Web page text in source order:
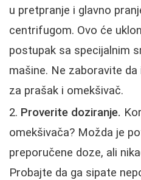
u pretpranje i glavno
centrifugom. Ovo će
postupak sa specijalnim
mašine. Ne zaboravite
za prašak i omekšivač.
Proverite doziranje.
omekšivača? Možda je
preporučene doze, ali
Probajte da ga sipate